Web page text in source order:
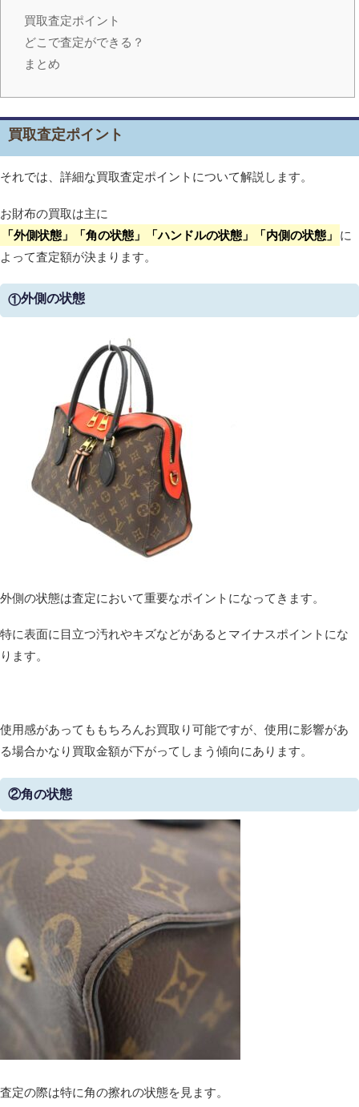
買取査定ポイント
どこで査定ができる？
まとめ
買取査定ポイント
それでは、詳細な買取査定ポイントについて解説します。
お財布の買取は主に
「外側状態」「角の状態」「ハンドルの状態」「内側の状態」
に
よって査定額が決まります。
①外側の状態
外側の状態は査定において重要なポイントになってきます。
特に表面に目立つ汚れやキズなどがあるとマイナスポイントにな
ります。
使用感があってももちろんお買取り可能ですが、使用に影響があ
る場合かなり買取金額が下がってしまう傾向にあります。
②角の状態
査定の際は特に角の擦れの状態を見ます。